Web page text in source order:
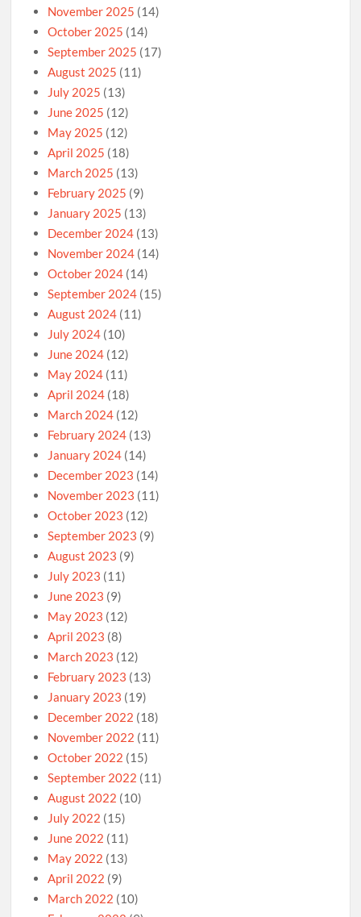
November 2025 (14)
October 2025 (14)
September 2025 (17)
August 2025 (11)
July 2025 (13)
June 2025 (12)
May 2025 (12)
April 2025 (18)
March 2025 (13)
February 2025 (9)
January 2025 (13)
December 2024 (13)
November 2024 (14)
October 2024 (14)
September 2024 (15)
August 2024 (11)
July 2024 (10)
June 2024 (12)
May 2024 (11)
April 2024 (18)
March 2024 (12)
February 2024 (13)
January 2024 (14)
December 2023 (14)
November 2023 (11)
October 2023 (12)
September 2023 (9)
August 2023 (9)
July 2023 (11)
June 2023 (9)
May 2023 (12)
April 2023 (8)
March 2023 (12)
February 2023 (13)
January 2023 (19)
December 2022 (18)
November 2022 (11)
October 2022 (15)
September 2022 (11)
August 2022 (10)
July 2022 (15)
June 2022 (11)
May 2022 (13)
April 2022 (9)
March 2022 (10)